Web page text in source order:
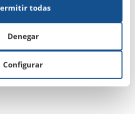
Configurar
Denegar
todas